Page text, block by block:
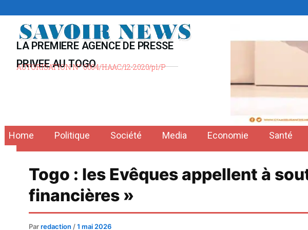
contenu
LA PREMIERE AGENCE DE PRESSE
PRIVEE AU TOGO
AUTORISATION N° 0004/HAAC/12-2020/pl/P
Home Politique Société Media Economie Santé
Togo : les Evêques appellent à
financières »
Parredaction /1 mai 2026